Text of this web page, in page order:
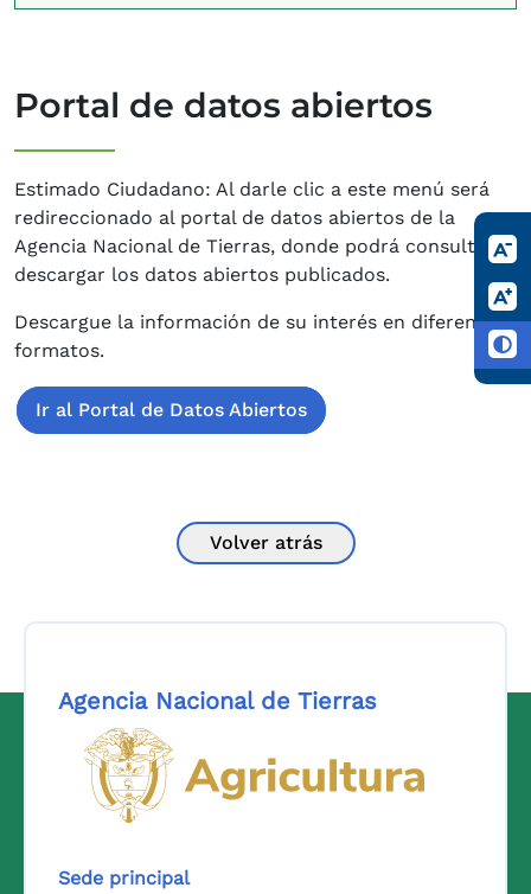
Portal de datos abiertos
Estimado Ciudadano: Al darle clic a este menú será
redireccionado al portal de datos abiertos de la
Agencia Nacional de Tierras, donde podrá consultar y
descargar los datos abiertos publicados.
Descargue la información de su interés en diferentes
formatos.
Ir al Portal de Datos Abiertos
Volver atrás
Agencia Nacional de Tierras
Sede principal